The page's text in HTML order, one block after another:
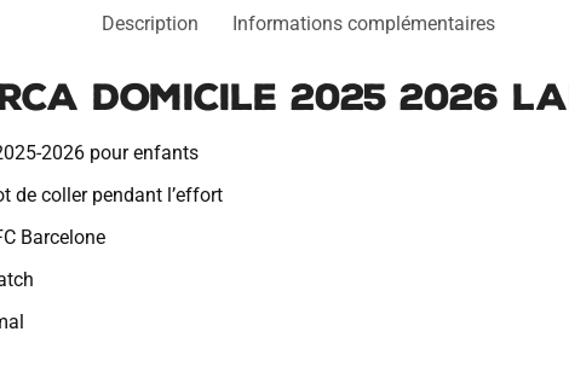
Description Informations complémentaires
Domicile 2025 2026
2026 pour enfants
de coller pendant l’effort
Barcelone